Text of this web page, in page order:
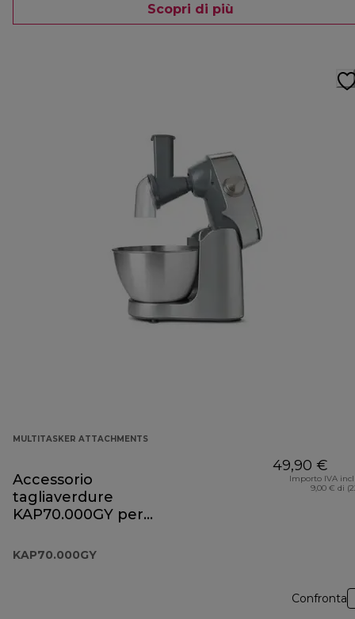
Scopri di più
MULTITASKER ATTACHMENTS
Accessorio
tagliaverdure
KAP70.000GY per
KAP70.000GY
49,90 €
Importo IVA
9,00 € di
Confronta